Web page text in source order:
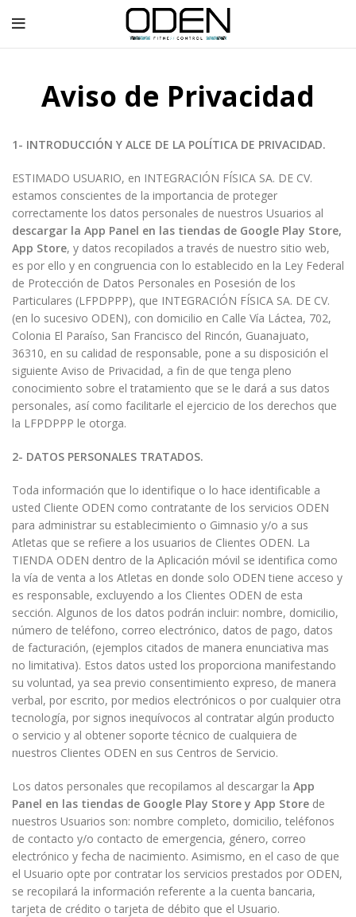
Aviso de Privacidad
1- INTRODUCCIÓN Y ALCE DE LA POLÍTICA DE PRIVACIDAD.
ESTIMADO USUARIO, en INTEGRACIÓN FÍSICA SA. DE CV.
estamos conscientes de la importancia de proteger
correctamente los datos personales de nuestros Usuarios al
descargar la App Panel en las tiendas de Google Play Store,
App Store, y datos recopilados a través de nuestro sitio web,
es por ello y en congruencia con lo establecido en la Ley Federal
de Protección de Datos Personales en Posesión de los
Particulares (LFPDPPP), que INTEGRACIÓN FÍSICA SA. DE CV.
(en lo sucesivo ODEN), con domicilio en Calle Vía Láctea, 702,
Colonia El Paraíso, San Francisco del Rincón, Guanajuato,
36310, en su calidad de responsable, pone a su disposición el
siguiente Aviso de Privacidad, a fin de que tenga pleno
conocimiento sobre el tratamiento que se le dará a sus datos
personales, así como facilitarle el ejercicio de los derechos que
la LFPDPPP le otorga.
2- DATOS PERSONALES TRATADOS.
Toda información que lo identifique o lo hace identificable a
usted Cliente ODEN como contratante de los servicios ODEN
para administrar su establecimiento o Gimnasio y/o a sus
Atletas que se refiere a los usuarios de Clientes ODEN. La
TIENDA ODEN dentro de la Aplicación móvil se identifica como
la vía de venta a los Atletas en donde solo ODEN tiene acceso y
es responsable, excluyendo a los Clientes ODEN de esta
sección. Algunos de los datos podrán incluir: nombre, domicilio,
número de teléfono, correo electrónico, datos de pago, datos
de facturación, (ejemplos citados de manera enunciativa mas
no limitativa). Estos datos usted los proporciona manifestando
su voluntad, ya sea previo consentimiento expreso, de manera
verbal, por escrito, por medios electrónicos o por cualquier otra
tecnología, por signos inequívocos al contratar algún producto
o servicio y al obtener soporte técnico de cualquiera de
nuestros Clientes ODEN en sus Centros de Servicio.
Los datos personales que recopilamos al descargar la App
Panel en las tiendas de Google Play Store y App Store de
nuestros Usuarios son: nombre completo, domicilio, teléfonos
de contacto y/o contacto de emergencia, género, correo
electrónico y fecha de nacimiento. Asimismo, en el caso de que
el Usuario opte por contratar los servicios prestados por ODEN,
se recopilará la información referente a la cuenta bancaria,
tarjeta de crédito o tarjeta de débito que el Usuario.